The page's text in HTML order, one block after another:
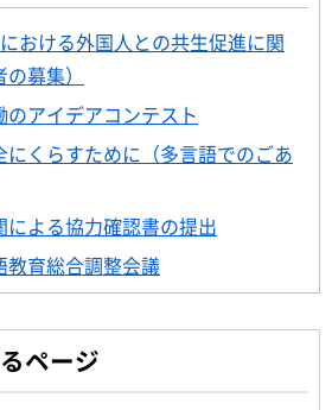
おける外国人との共生促進に関
募集）
アイデアコンテスト
くらすために（多言語でのごあ
よる協力確認書の提出
教育総合調整会議
ページ